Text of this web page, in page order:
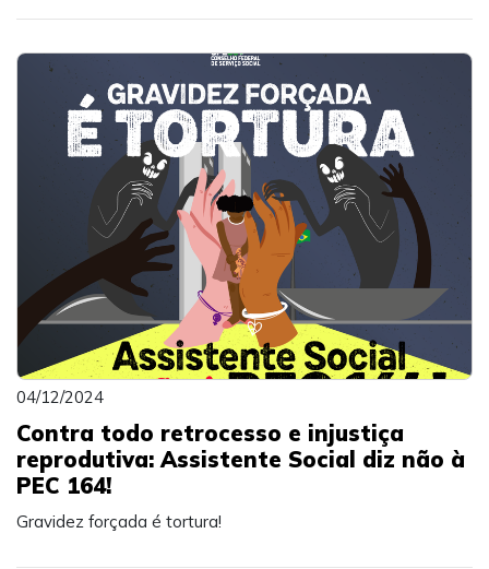
04/12/2024
Contra todo retrocesso e injustiça
reprodutiva: Assistente Social diz não à
PEC 164!
Gravidez forçada é tortura!